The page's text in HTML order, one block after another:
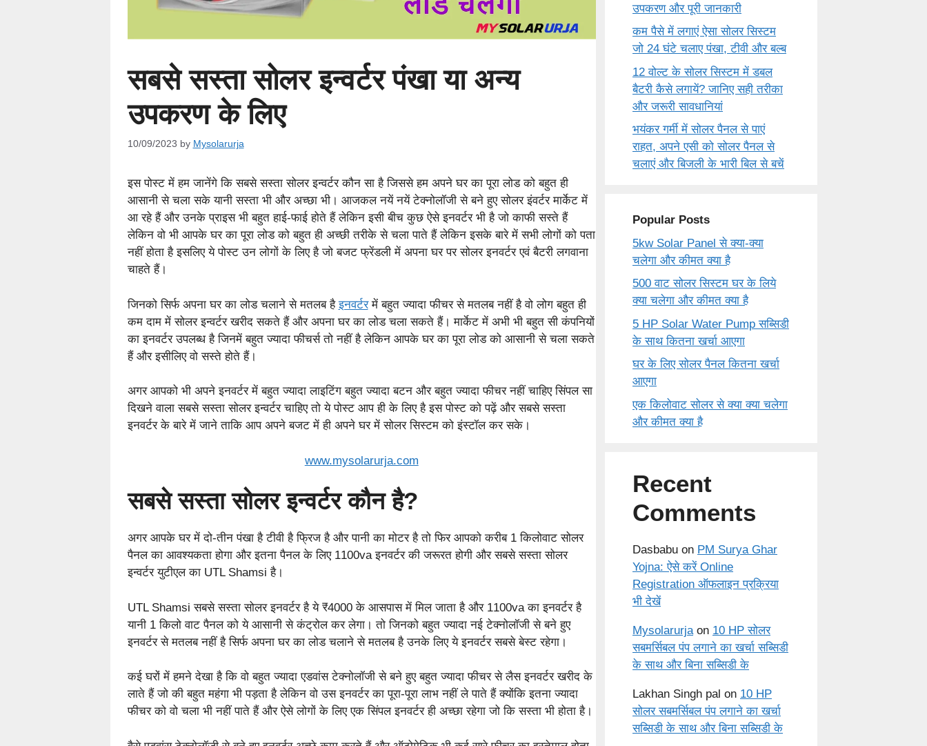
सबसे सस्ता सोलर इन्वर्टर पंखा या अन्य
उपकरण के लिए
10/09/2023 by Mysolarurja
इस पोस्ट में हम जानेंगे कि सबसे सस्ता सोलर इन्वर्टर कौन सा है जिससे हम अपने घर का पूरा लोड को बहुत ही
आसानी से चला सके यानी सस्ता भी और अच्छा भी। आजकल नयें नयें टेक्नोलॉजी से बने हुए सोलर इंवर्टर मार्केट में
आ रहे हैं और उनके प्राइस भी बहुत हाई-फाई होते हैं लेकिन इसी बीच कुछ ऐसे इनवर्टर भी है जो काफी सस्ते हैं
लेकिन वो भी आपके घर का पूरा लोड को बहुत ही अच्छी तरीके से चला पाते हैं लेकिन इसके बारे में सभी लोगों को पता
नहीं होता है इसलिए ये पोस्ट उन लोगों के लिए है जो बजट फ्रेंडली में अपना घर पर सोलर इनवर्टर एवं बैटरी लगवाना
चाहते हैं।
जिनको सिर्फ अपना घर का लोड चलाने से मतलब हैइनवर्टरमें बहुत ज्यादा फीचर से मतलब नहीं है वो लोग बहुत ही
कम दाम में सोलर इन्वर्टर खरीद सकते हैं और अपना घर का लोड चला सकते हैं। मार्केट में अभी भी बहुत सी कंपनियों
का इनवर्टर उपलब्ध है जिनमें बहुत ज्यादा फीचर्स तो नहीं है लेकिन आपके घर का पूरा लोड को आसानी से चला सकते
हैं और इसीलिए वो सस्ते होते हैं।
अगर आपको भी अपने इनवर्टर में बहुत ज्यादा लाइटिंग बहुत ज्यादा बटन और बहुत ज्यादा फीचर नहीं चाहिए सिंपल सा
दिखने वाला सबसे सस्ता सोलर इन्वर्टर चाहिए तो ये पोस्ट आप ही के लिए है इस पोस्ट को पढ़ें और सबसे सस्ता
इनवर्टर के बारे में जाने ताकि आप अपने बजट में ही अपने घर में सोलर सिस्टम को इंस्टॉल कर सके।
www.mysolarurja.com
सबसे सस्ता सोलर इन्वर्टर कौन है?
अगर आपके घर में दो-तीन पंखा है टीवी है फ्रिज है और पानी का मोटर है तो फिर आपको करीब 1 किलोवाट सोलर
पैनल का आवश्यकता होगा और इतना पैनल के लिए 1100va इनवर्टर की जरूरत होगी और सबसे सस्ता सोलर
इन्वर्टर युटीएल का UTL Shamsi है।
UTL Shamsi सबसे सस्ता सोलर इनवर्टर है ये ₹4000 के आसपास में मिल जाता है और 1100va का इनवर्टर है
यानी 1 किलो वाट पैनल को ये आसानी से कंट्रोल कर लेगा। तो जिनको बहुत ज्यादा नई टेक्नोलॉजी से बने हुए
इनवर्टर से मतलब नहीं है सिर्फ अपना घर का लोड चलाने से मतलब है उनके लिए ये इनवर्टर सबसे बेस्ट रहेगा।
कई घरों में हमने देखा है कि वो बहुत ज्यादा एडवांस टेक्नोलॉजी से बने हुए बहुत ज्यादा फीचर से लैस इनवर्टर खरीद के
लाते हैं जो की बहुत महंगा भी पड़ता है लेकिन वो उस इनवर्टर का पूरा-पूरा लाभ नहीं ले पाते हैं क्योंकि इतना ज्यादा
फीचर को वो चला भी नहीं पाते हैं और ऐसे लोगों के लिए एक सिंपल इनवर्टर ही अच्छा रहेगा जो कि सस्ता भी होता है।
उपकरण और पूरी जानकारी
कम पैसे में लगाएं ऐसा सोलर सिस्टम
जो 24 घंटे चलाए पंखा, टीवी और बल्ब
12 वोल्ट के सोलर सिस्टम में डबल
बैटरी कैसे लगायें? जानिए सही तरीका
और जरूरी सावधानियां
भयंकर गर्मी में सोलर पैनल से पाएं
राहत, अपने एसी को सोलर पैनल से
चलाएं और बिजली के भारी बिल से बचें
Popular Posts
5kw Solar Panel से क्या-क्या
चलेगा और कीमत क्या है
500 वाट सोलर सिस्टम घर के लिये
क्या चलेगा और कीमत क्या है
5 HP Solar Water Pump सब्सिडी
के साथ कितना खर्चा आएगा
घर के लिए सोलर पैनल कितना खर्चा
आएगा
एक किलोवाट सोलर से क्या क्या चलेगा
और कीमत क्या है
Recent
Comments
Dasbabu on PM Surya Ghar
Yojna: ऐसे करें Online
Registration ऑफलाइन प्रक्रिया
भी देखें
Mysolarurja on 10 HP सोलर
सबमर्सिबल पंप लगाने का खर्चा सब्सिडी
के साथ और बिना सब्सिडी के
Lakhan Singh pal on 10 HP
सोलर सबमर्सिबल पंप लगाने का खर्चा
सब्सिडी के साथ और बिना सब्सिडी के